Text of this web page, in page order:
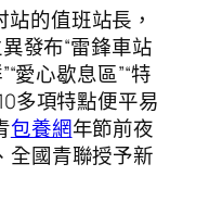
的值班站長，
發布“雷鋒車站
愛心歇息區”“特
多項特點便平易
包養網年節前夜
全國青聯授予新